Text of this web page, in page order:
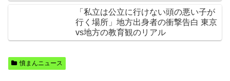
「私立は公立に行けない頭の悪い子が
行く場所」地方出身者の衝撃告白 東京
vs地方の教育観のリアル
憤まんニュース